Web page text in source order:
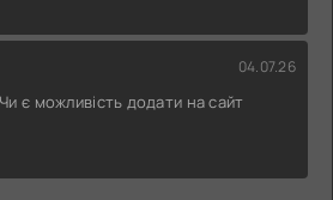
04.07.26
є можливість додати на сайт